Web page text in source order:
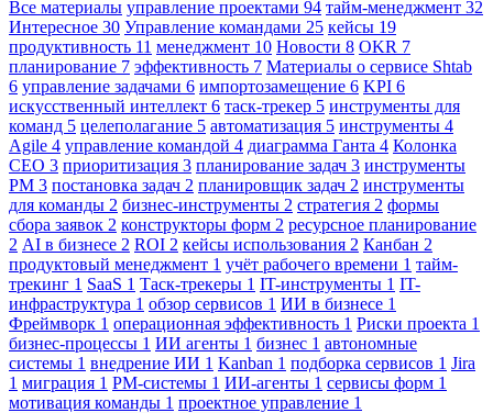
Все материалы управление проектами 94 тайм-менеджмент 32
Интересное 30 Управление командами 25 кейсы 19
продуктивность 11 менеджмент 10 Новости 8 OKR 7
планирование 7 эффективность 7 Материалы о сервисе Shtab
6 управление задачами 6 импортозамещение 6 KPI 6
искусственный интеллект 6 таск-трекер 5 инструменты для
команд 5 целеполагание 5 автоматизация 5 инструменты 4
Agile 4 управление командой 4 диаграмма Ганта 4 Колонка
CEO 3 приоритизация 3 планирование задач 3 инструменты
PM 3 постановка задач 2 планировщик задач 2 инструменты
для команды 2 бизнес-инструменты 2 стратегия 2 формы
сбора заявок 2 конструкторы форм 2 ресурсное планирование
2 AI в бизнесе 2 ROI 2 кейсы использования 2 Канбан 2
продуктовый менеджмент 1 учёт рабочего времени 1 тайм-
трекинг 1 SaaS 1 Таск-трекеры 1 IT-инструменты 1 IT-
инфраструктура 1 обзор сервисов 1 ИИ в бизнесе 1
Фреймворк 1 операционная эффективность 1 Риски проекта 1
бизнес-процессы 1 ИИ агенты 1 бизнес 1 автономные
системы 1 внедрение ИИ 1 Kanban 1 подборка сервисов 1 Jira
1 миграция 1 PM-системы 1 ИИ-агенты 1 сервисы форм 1
мотивация команды 1 проектное управление 1